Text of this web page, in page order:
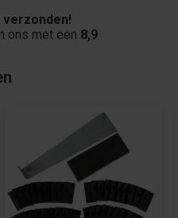
ons met een 8,9